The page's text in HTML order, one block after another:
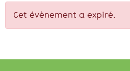
Cet évènement a expiré.